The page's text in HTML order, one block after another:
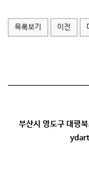
목록보기 이전
부산시 영도구 대